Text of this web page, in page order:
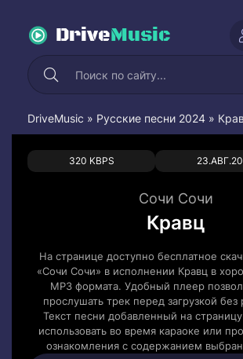
DriveMusic
DriveMusic » Русские песни 2024 »
320 KBPS
0 0
Сочи Сочи
Кравц
На странице доступно бесплатное
«Сочи Сочи» в исполнении Кравц в
MP3 формата. Удобный плеер
прослушать трек перед загрузкой без
Текст песни добавленный на
использовать во время караоке или
ознакомления с содержанием